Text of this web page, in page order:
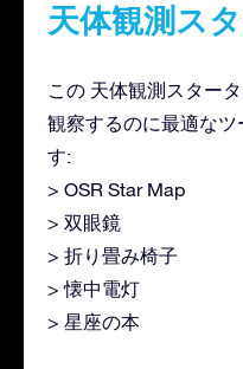
天体観測ス
この 天体観測スター
観察するのに最適なツ
す:
> OSR Star Map
> 双眼鏡
> 折り畳み椅子
> 懐中電灯
> 星座の本